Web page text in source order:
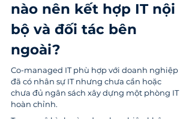
nào nên kết hợp IT nội
bộ và đối tác bên
ngoài?
Co-managed IT phù hợp với doanh nghiệp
đã có nhân sự IT nhưng chưa cần hoặc
chưa đủ ngân sách xây dựng một phòng IT
hoàn chỉnh.